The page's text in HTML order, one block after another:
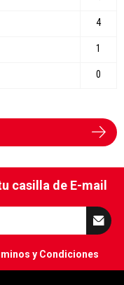
casilla de E-mail
y Condiciones